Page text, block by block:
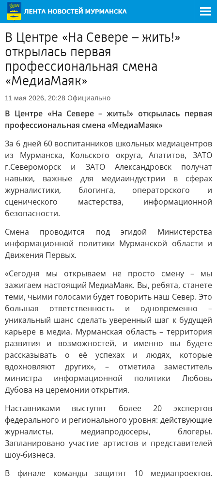
В Центре «На Севере – жить!»
открылась первая
профессиональная смена
«МедиаМаяк»
11 мая 2026, 20:28 Официально
В Центре «На Севере – жить!» открылась первая
профессиональная смена «МедиаМаяк»
За 6 дней 60 воспитанников школьных медиацентров
из Мурманска, Кольского округа, Апатитов, ЗАТО
г.Североморск и ЗАТО Александровск получат
навыки, важные для медиаиндустрии в сферах
журналистики, блогинга, операторского и
сценического мастерства, информационной
безопасности.
Смена проводится под эгидой Министерства
информационной политики Мурманской области и
Движения Первых.
«Сегодня мы открываем не просто смену – мы
зажигаем настоящий МедиаМаяк. Вы, ребята, станете
теми, чьими голосами будет говорить наш Север. Это
большая ответственность и одновременно –
уникальный шанс сделать уверенный шаг к будущей
карьере в медиа. Мурманская область – территория
развития и возможностей, и именно вы будете
рассказывать о её успехах и людях, которые
вдохновляют других», – отметила заместитель
министра информационной политики Любовь
Дубова на церемонии открытия.
Наставниками выступят более 20 экспертов
федерального и регионального уровня: действующие
журналисты, медиапродюсеры, блогеры.
Запланировано участие артистов и представителей
шоу-бизнеса.
В финале команды защитят 10 медиапроектов.